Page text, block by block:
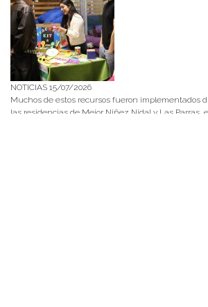
NOTICIAS 15/07/2026
Muchos de estos recursos fueron implementados
las residencias de Mejor Niñez Nidal y Las Parras,